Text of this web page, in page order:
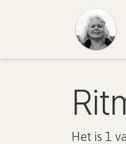
Overslaan naar inhoud
Het is 1